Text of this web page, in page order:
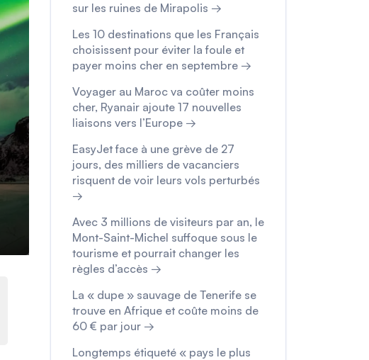
sur les ruines de Mirapolis →
Les 10 destinations que les Français
choisissent pour éviter la foule et
payer moins cher en septembre →
Voyager au Maroc va coûter moins
cher, Ryanair ajoute 17 nouvelles
liaisons vers l’Europe →
EasyJet face à une grève de 27
jours, des milliers de vacanciers
risquent de voir leurs vols perturbés
→
Avec 3 millions de visiteurs par an, le
Mont-Saint-Michel suffoque sous le
tourisme et pourrait changer les
règles d’accès →
La « dupe » sauvage de Tenerife se
trouve en Afrique et coûte moins de
60 € par jour →
Longtemps étiqueté « pays le plus